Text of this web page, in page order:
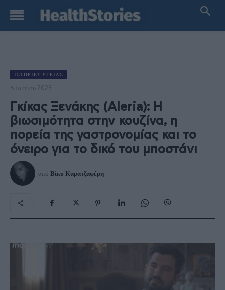
ΙΣΤΟΡΊΕΣ ΥΓΕΊΑΣ
5 Ιουνίου 2023
Γκίκας Ξενάκης (Aleria): Η
βιωσιμότητα στην κουζίνα, η
πορεία της γαστρονομίας και το
όνειρο για το δικό του μποστάνι
από Βίκυ Καρατζαφέρη